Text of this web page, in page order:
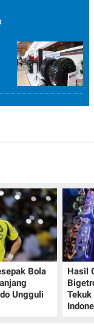
Bola
Ungguli
Hasil